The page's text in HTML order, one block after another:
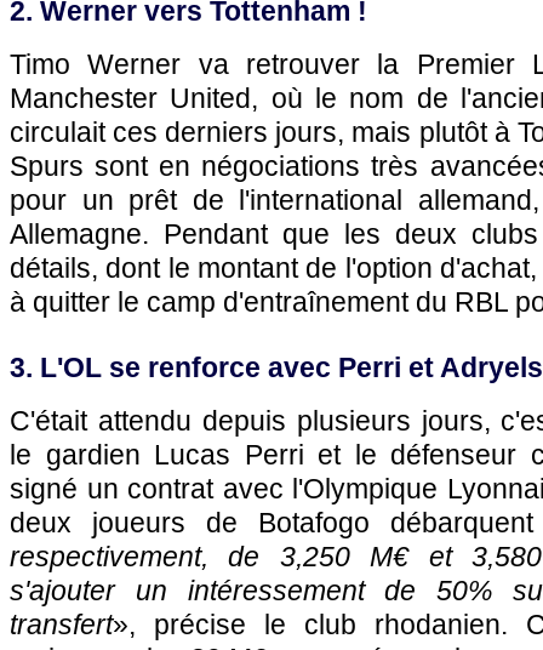
2. Werner vers Tottenham !
Timo Werner va retrouver la Premier
Manchester United, où le nom de
circulait ces derniers jours, mais plutôt à
Spurs sont en négociations très
pour un prêt de l'international
Allemagne. Pendant que les deux
détails, dont le montant de l'option
à quitter le camp d'entraînement du RBL
3. L'OL se renforce avec Perri et
C'était attendu depuis plusieurs jours,
le gardien Lucas Perri et le défenseur
signé un contrat avec l'Olympique
deux joueurs de Botafogo
respectivement, de 3,250 M€ et
s'ajouter un intéressement de 50%
transfert», précise le club rhodanien.